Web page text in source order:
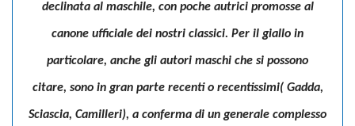
declinata al maschile, con poche autrici promosse al
canone ufficiale dei nostri classici. Per il giallo in
particolare, anche gli autori maschi che si possono
citare, sono in gran parte recenti o recentissimi( Gadda,
Sciascia, Camilleri), a conferma di un generale complesso